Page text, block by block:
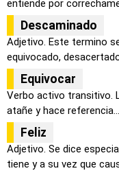
entiende por
Descaminado
Adjetivo. Este termino
equivocado,
Equivocar
Verbo activo transitivo.
atañe y hace referencia...
Feliz
Adjetivo. Se dice
tiene y a su vez que